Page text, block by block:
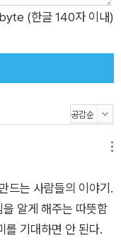
않고서는 다른 작품을
만다.마침내 그 모든
것이다.이토록 매운 상
수 있을까? 『죽이
번째 이야기는 그 진
음에 관한 이야기였
으켜 세우는 이야기이
쏟았는지 모르겠다.
세워야만 하므로.그래
(한글 140자 이내)
드는 사람들의 이야기.
알게 해주는 따뜻함
를 기대하면 안 된다.